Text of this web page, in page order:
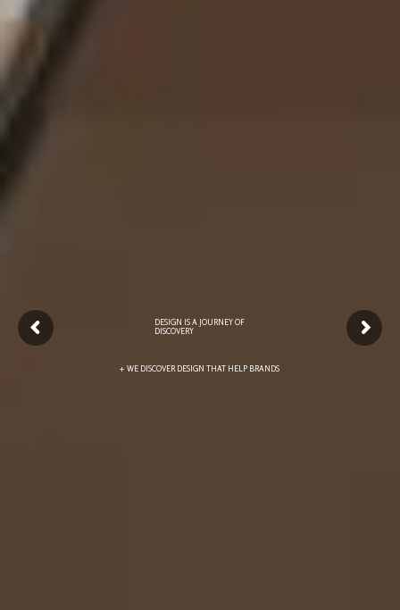
DESIGN IS A JOURNEY OF
DISCOVERY
+ WE DISCOVER DESIGN THAT HELP BRANDS